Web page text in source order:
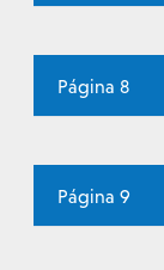
Página 8
Página 9